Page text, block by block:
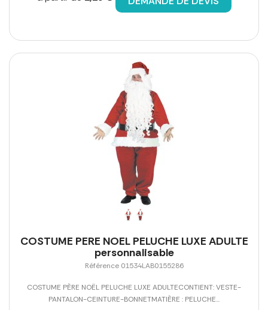
COSTUME PERE NOEL PELUCHE LUXE ADULTE
personnalisable
Référence 01534LAB0155286
COSTUME PÈRE NOËL PELUCHE LUXE ADULTECONTIENT: VESTE-
PANTALON-CEINTURE-BONNETMATIÈRE : PELUCHE...